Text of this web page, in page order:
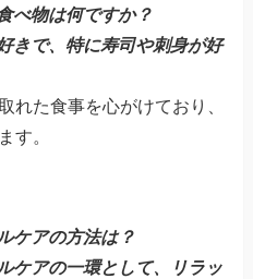
べ物は何ですか？
きで、特に寿司や刺身が好
れた食事を心がけており、
す。
ケアの方法は？
ケアの一環として、リラッ